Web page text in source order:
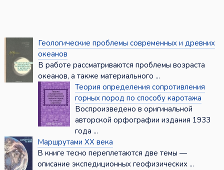
Геологические проблемы современных и древних
океанов
В работе рассматриваются проблемы возраста
океанов, а также материального ...
Теория определения сопротивления
горных пород по способу каротажа
Воспроизведено в оригинальной
авторской орфографии издания 1933
года ...
Маршрутами ХХ века
В книге тесно переплетаются две темы —
описание экспедиционных геофизических ...